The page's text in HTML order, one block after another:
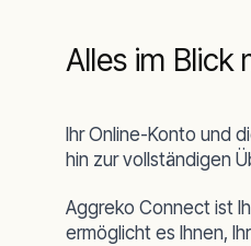
Alles im
Ihr Online-Konto und
hin zur vollständigen
Aggreko Connect ist
ermöglicht es Ihnen,